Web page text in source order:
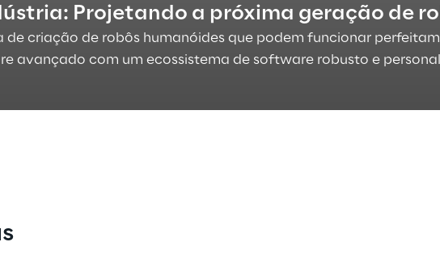
Projetando a próxima geração de
de criação de robôs humanóides que podem funcionar
avançado com um ecossistema de software robusto e